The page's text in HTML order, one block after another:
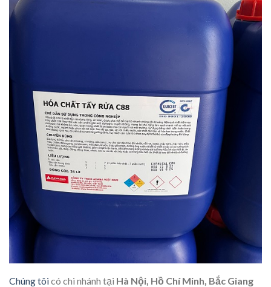
Chúng tôicó chi nhánh tại Hà Nội, Hồ Chí Minh, Bắc Giang